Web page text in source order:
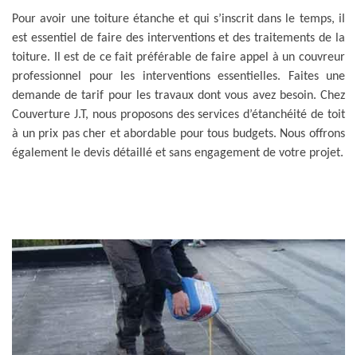
Pour avoir une toiture étanche et qui s’inscrit dans le temps, il
est essentiel de faire des interventions et des traitements de la
toiture. Il est de ce fait préférable de faire appel à un couvreur
professionnel pour les interventions essentielles. Faites une
demande de tarif pour les travaux dont vous avez besoin. Chez
Couverture J.T, nous proposons des services d’étanchéité de toit
à un prix pas cher et abordable pour tous budgets. Nous offrons
également le devis détaillé et sans engagement de votre projet.